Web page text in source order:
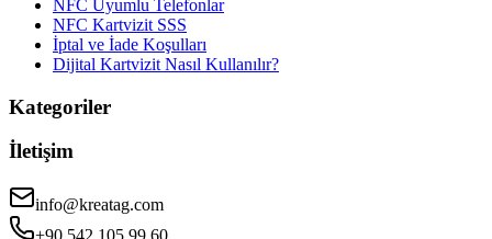
NFC Uyumlu Telefonlar
NFC Kartvizit SSS
İptal ve İade Koşulları
Dijital Kartvizit Nasıl Kullanılır?
Kategoriler
İletişim
info@kreatag.com
+90 542 105 99 60